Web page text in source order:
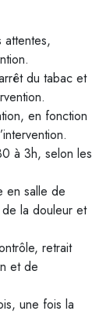
attentes,
du tabac et
en fonction
à 3h, selon les
en salle de
la douleur et
retrait
et de
une fois la